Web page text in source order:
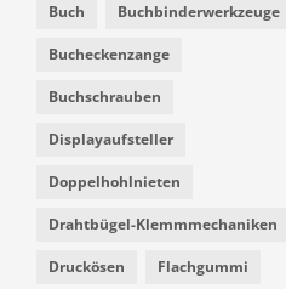
Buch Buchbinderwerkzeuge
Bucheckenzange
Buchschrauben
Displayaufsteller
Doppelhohlnieten
Drahtbügel-Klemmmechaniken
Druckösen Flachgummi